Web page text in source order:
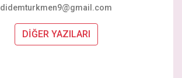
didemturkmen9@gmail.com
DİĞER YAZILARI